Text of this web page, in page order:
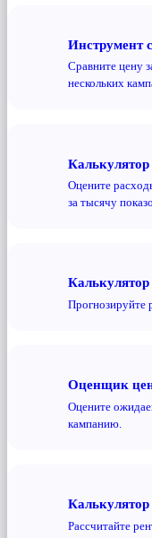
Инструмент
Сравните цену
нескольких
Оцените
за тысячу
Прогнозируйте
Оценщик
Оцените
кампанию.
Рассчитайте